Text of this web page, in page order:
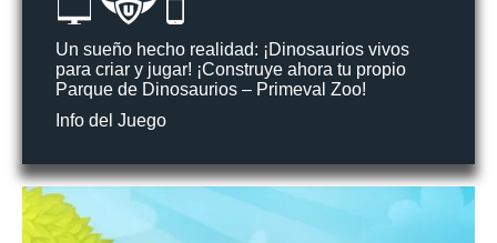
Un sueño hecho realidad: ¡Dinosaurios vivos
para criar y jugar! ¡Construye ahora tu propio
Parque de Dinosaurios – Primeval Zoo!
Info del Juego